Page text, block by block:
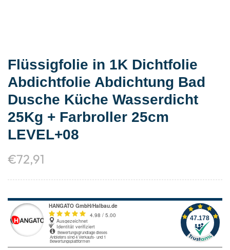
Flüssigfolie in 1K Dichtfolie
Abdichtfolie Abdichtung Bad
Dusche Küche Wasserdicht
25Kg + Farbroller 25cm
LEVEL+08
€72,91